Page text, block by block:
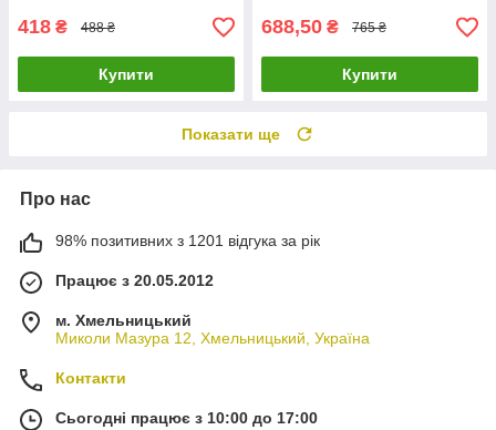
418 ₴ 488 ₴
Купити
688,50 ₴ 765 ₴
Купити
Показати ще
Про нас
98% позитивних з 1201 відгука за рік
Працює з 20.05.2012
м. Хмельницький
Миколи Мазура 12, Хмельницький, Україна
Контакти
Сьогодні працює з 10:00 до 17:00